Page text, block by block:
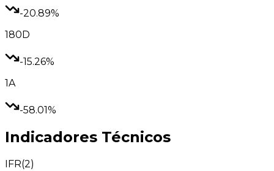
-20.89%
180D
-15.26%
1A
-58.01%
Indicadores Técnicos
IFR(2)